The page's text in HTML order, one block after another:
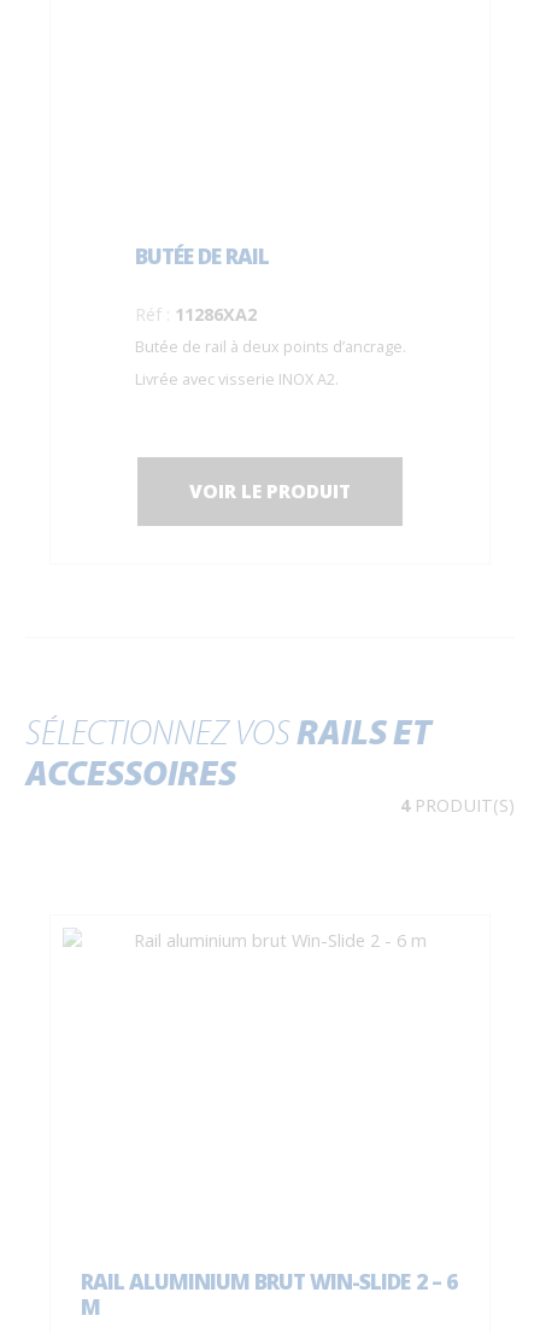
BUTÉE DE RAIL
Réf : 11286XA2
Butée de rail à deux points d’ancrage.
Livrée avec visserie INOX A2.
VOIR LE PRODUIT
SÉLECTIONNEZ VOSRAILS ET
ACCESSOIRES
4PRODUIT(S)
RAIL ALUMINIUM BRUT WIN-SLIDE 2 – 6
M